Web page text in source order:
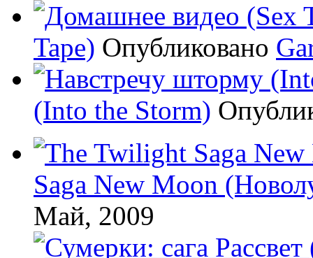
Tape) Опубликовано
(Into the Storm)
Saga New Moon
Май, 2009